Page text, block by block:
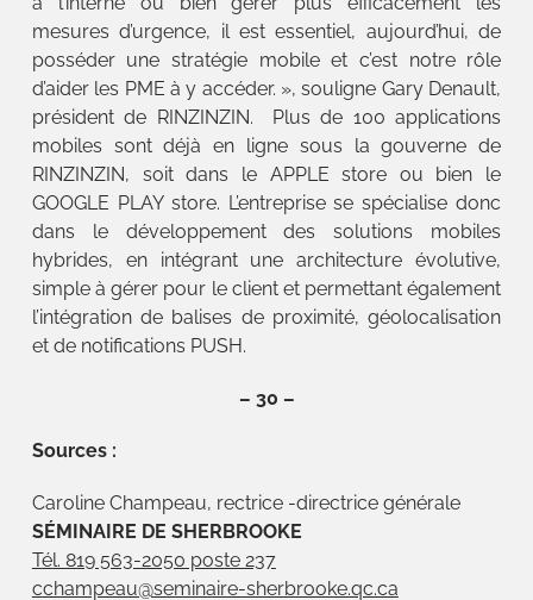
mesures d’urgence, il est essentiel, aujourd’hui, de
posséder une stratégie mobile et c’est notre rôle
d’aider les PME à y accéder. », souligne Gary Denault,
président de RINZINZIN. Plus de 100 applications
mobiles sont déjà en ligne sous la gouverne de
RINZINZIN, soit dans le APPLE store ou bien le
GOOGLE PLAY store. L’entreprise se spécialise donc
dans le développement des solutions mobiles
hybrides, en intégrant une architecture évolutive,
simple à gérer pour le client et permettant également
l’intégration de balises de proximité, géolocalisation
et de notifications PUSH.
– 30 –
Sources :
Caroline Champeau, rectrice -directrice générale
SÉMINAIRE DE SHERBROOKE
Tél. 819 563-2050 poste 237
cchampeau@seminaire-sherbrooke.qc.ca